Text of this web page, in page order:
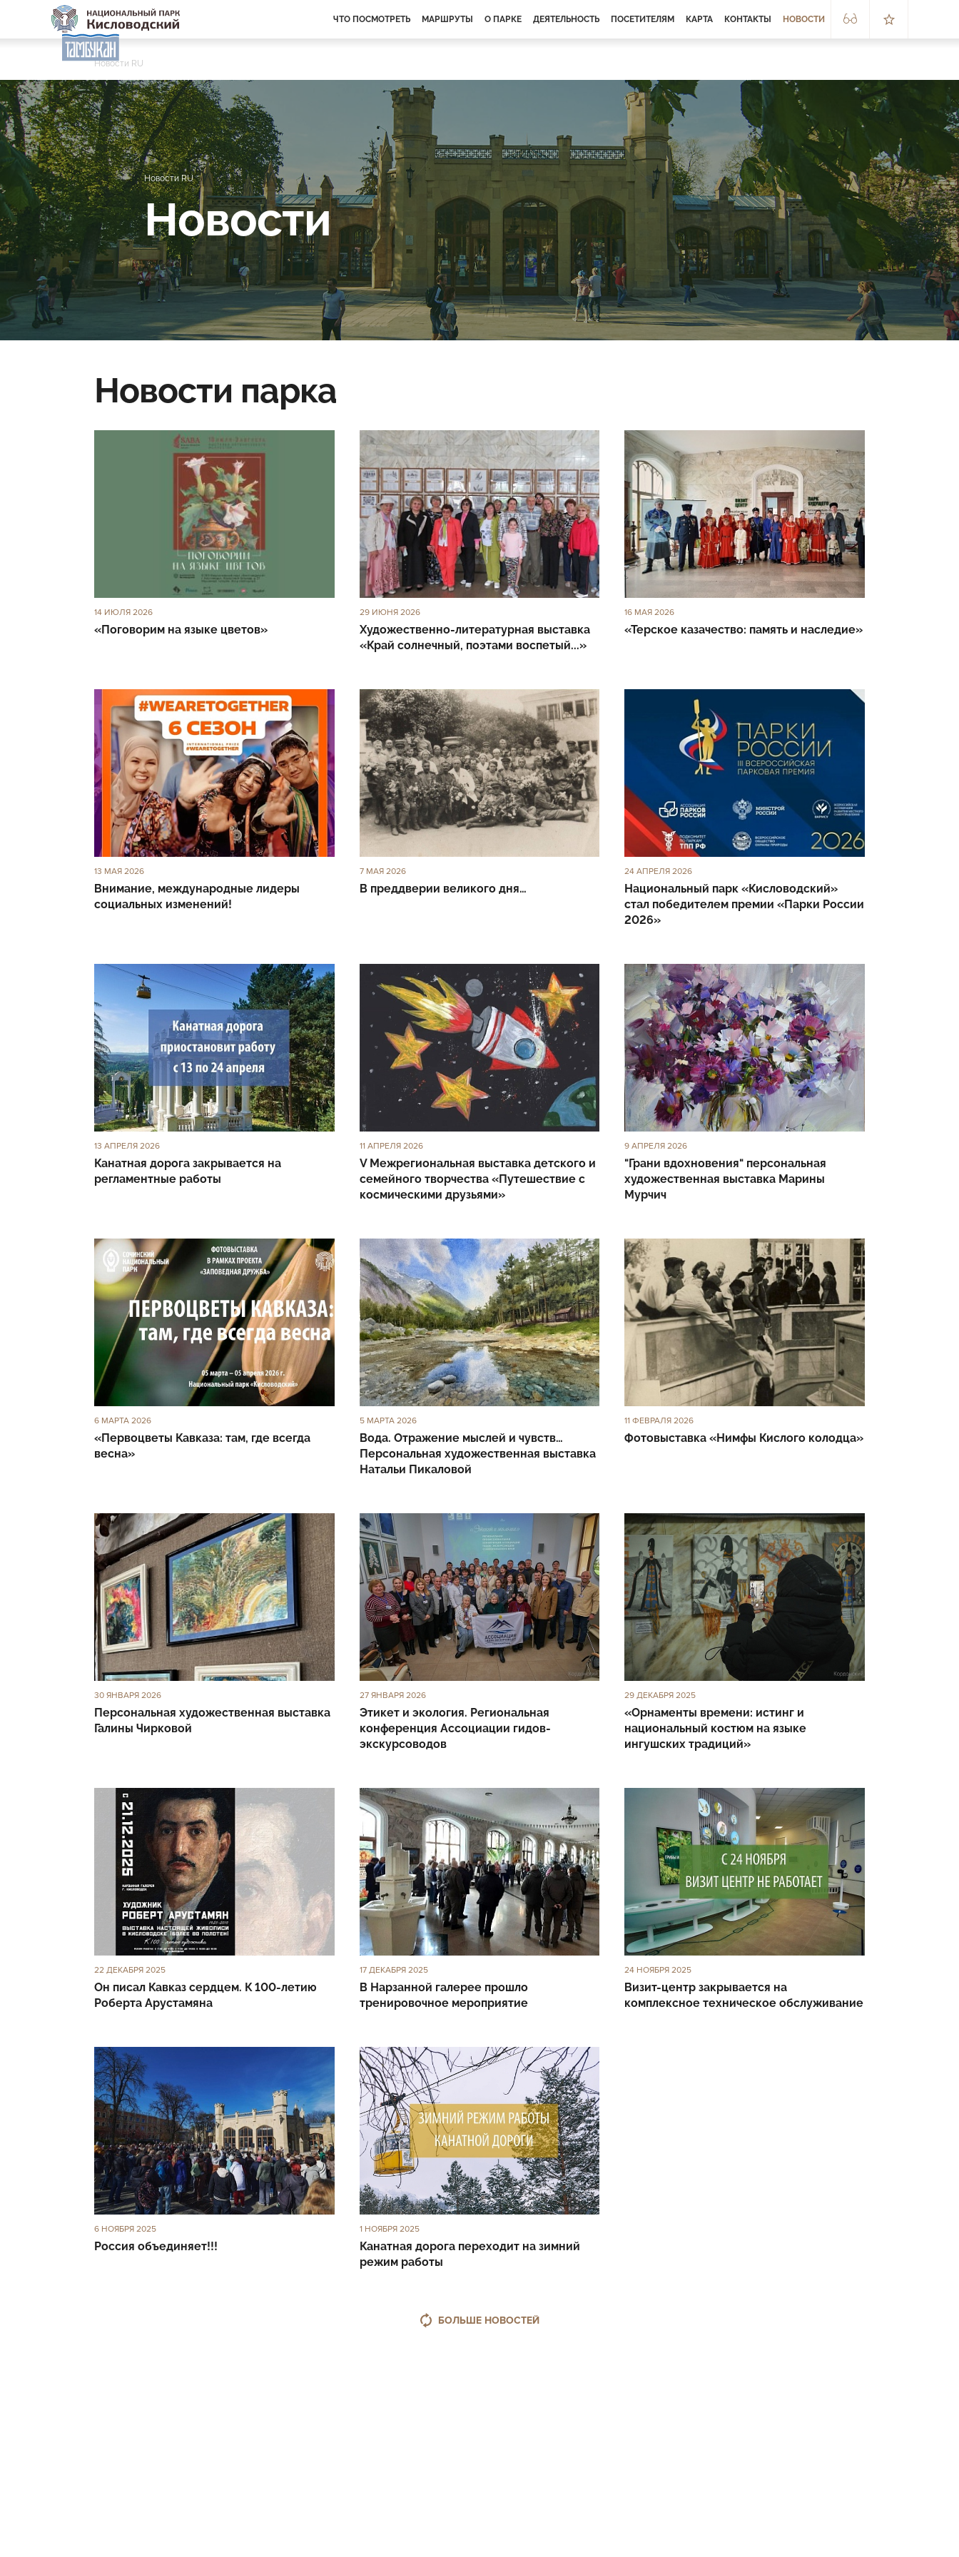
ЧТО ПОСМОТРЕТЬ МАРШРУТЫ О ПАРКЕ ДЕЯТЕЛЬНОСТЬ ПОСЕТИТЕЛЯМ КАРТА КОНТАКТЫ НОВОСТИ
Новости RU
Новости RU
Новости
Новости парка
14 ИЮЛЯ 2026
«Поговорим на языке цветов»
29 ИЮНЯ 2026
Художественно-литературная выставка
«Край солнечный, поэтами воспетый...»
16 МАЯ 2026
«Терское казачество: память и наследие»
13 МАЯ 2026
Внимание, международные лидеры
социальных изменений!
7 МАЯ 2026
В преддверии великого дня…
24 АПРЕЛЯ 2026
Национальный парк «Кисловодский»
стал победителем премии «Парки России
2026»
13 АПРЕЛЯ 2026
Канатная дорога закрывается на
регламентные работы
11 АПРЕЛЯ 2026
V Межрегиональная выставка детского и
семейного творчества «Путешествие с
космическими друзьями»
9 АПРЕЛЯ 2026
"Грани вдохновения" персональная
художественная выставка Марины
Мурчич
6 МАРТА 2026
«Первоцветы Кавказа: там, где всегда
весна»
5 МАРТА 2026
Вода. Отражение мыслей и чувств…
Персональная художественная выставка
Натальи Пикаловой
11 ФЕВРАЛЯ 2026
Фотовыставка «Нимфы Кислого колодца»
30 ЯНВАРЯ 2026
Персональная художественная выставка
Галины Чирковой
27 ЯНВАРЯ 2026
Этикет и экология. Региональная
конференция Ассоциации гидов-
экскурсоводов
29 ДЕКАБРЯ 2025
«Орнаменты времени: истинг и
национальный костюм на языке
ингушских традиций»
22 ДЕКАБРЯ 2025
Он писал Кавказ сердцем. К 100-летию
Роберта Арустамяна
17 ДЕКАБРЯ 2025
В Нарзанной галерее прошло
тренировочное мероприятие
24 НОЯБРЯ 2025
Визит-центр закрывается на
комплексное техническое обслуживание
6 НОЯБРЯ 2025
Россия объединяет!!!
1 НОЯБРЯ 2025
Канатная дорога переходит на зимний
режим работы
БОЛЬШЕ НОВОСТЕЙ